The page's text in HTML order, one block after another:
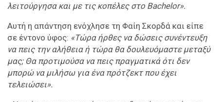
λειτούργησα και με τις κοπέλες στο Bachelor».
Αυτή η απάντηση ενόχλησε τη Φαίη Σκορδά και είπε
σε έντονο ύφος: «Τώρα ήρθες να δώσεις συνέντευξη
να πεις την αλήθεια ή τώρα θα δουλευόμαστε μεταξύ
μας; Θα προτιμούσα να πεις πραγματικά ότι δεν
μπορώ να μιλήσω για ένα πρότζεκτ που έχει
τελειώσει».